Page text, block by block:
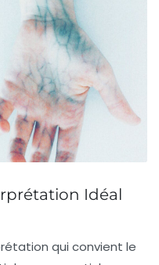
Idéal
qui convient le